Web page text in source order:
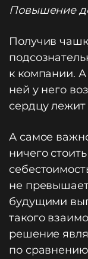
Повышение
Получив
к компании. А
ней у него
сердцу лежит
А самое
ничего
не
будущими
такого
решение
по